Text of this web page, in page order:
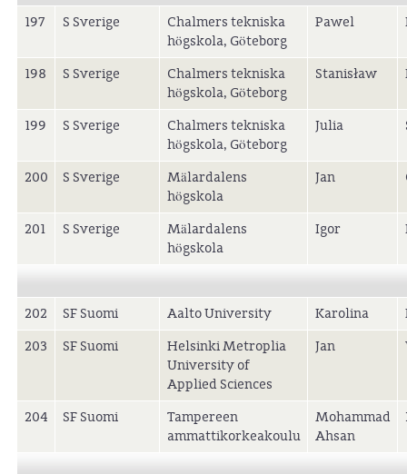
197 S Sverige
Chalmers tekniska
högskola, Göteborg
Pawel
198 S Sverige
Chalmers tekniska
högskola, Göteborg
Stanisław
199 S Sverige
Chalmers tekniska
högskola, Göteborg
Julia
200 S Sverige
Mälardalens
högskola
Jan
201 S Sverige
Mälardalens
högskola
Igor
202 SF Suomi Aalto University Karolina
203
SF Suomi
Helsinki Metroplia
University of
Applied Sciences
Jan
204 SF Suomi
Tampereen
ammattikorkeakoulu
Mohammad
Ahsan